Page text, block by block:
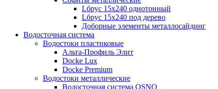
Lбрус 15x240 однотонный
Lбрус 15x240 под дерево
Доборные элементы металлосайдинг
Водосточная система
Водостоки пластиковые
Альта-Профиль Элит
Docke Lux
Docke Premium
Водостоки металлические
Водосточная система OSNO